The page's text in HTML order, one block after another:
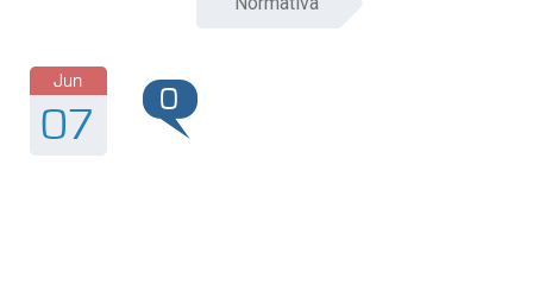
Jun
07
0